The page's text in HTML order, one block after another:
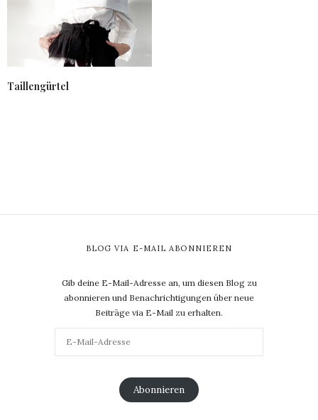
Taillengürtel
BLOG VIA E-MAIL ABONNIEREN
Gib deine E-Mail-Adresse an, um diesen Blog zu
abonnieren und Benachrichtigungen über neue
Beiträge via E-Mail zu erhalten.
Abonnieren